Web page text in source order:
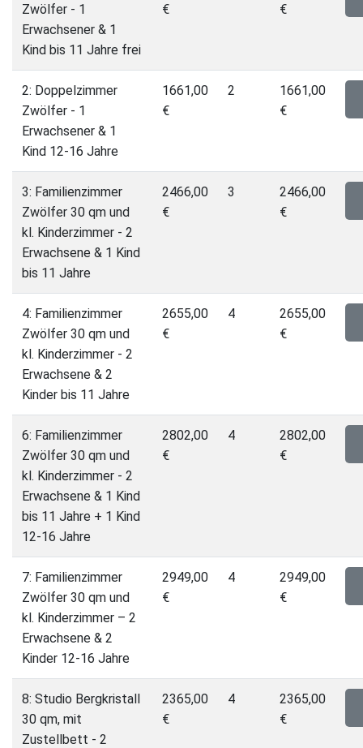
Zwölfer - 1
Erwachsener & 1
Kind bis 11 Jahre frei
€
€
2: Doppelzimmer
Zwölfer - 1
Erwachsener & 1
Kind 12-16 Jahre
1661,00
€
2
1661,00
€
3: Familienzimmer
Zwölfer 30 qm und
kl. Kinderzimmer - 2
Erwachsene & 1 Kind
bis 11 Jahre
2466,00
€
3
2466,00
€
4: Familienzimmer
Zwölfer 30 qm und
kl. Kinderzimmer - 2
Erwachsene & 2
Kinder bis 11 Jahre
2655,00
€
4
2655,00
€
6: Familienzimmer
Zwölfer 30 qm und
kl. Kinderzimmer - 2
Erwachsene & 1 Kind
bis 11 Jahre + 1 Kind
12-16 Jahre
2802,00
€
4
2802,00
€
7: Familienzimmer
Zwölfer 30 qm und
kl. Kinderzimmer – 2
Erwachsene & 2
Kinder 12-16 Jahre
2949,00
€
4
2949,00
€
8: Studio Bergkristall
30 qm, mit
Zustellbett - 2
2365,00
€
4
2365,00
€